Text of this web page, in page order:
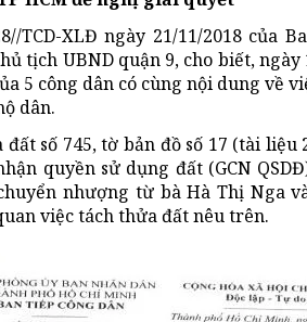
TCD-XLĐ ngày 21/11/2018 của
tịch UBND quận 9, cho biết,
5 công dân có cùng nội dung về
dân.
số 745, tờ bản đồ số 17 (tài
quyền sử dụng đất (GCN
nhượng từ bà Hà Thị Nga
việc tách thửa đất nêu trên.